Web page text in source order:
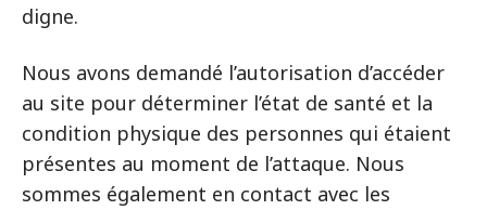
digne.
Nous avons demandé l’autorisation d’accéder
au site pour déterminer l’état de santé et la
condition physique des personnes qui étaient
présentes au moment de l’attaque. Nous
sommes également en contact avec les